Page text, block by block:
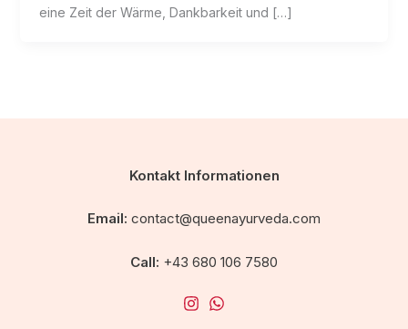
eine Zeit der Wärme, Dankbarkeit und […]
Kontakt Informationen
Email: contact@queenayurveda.com
Call: +43 680 106 7580